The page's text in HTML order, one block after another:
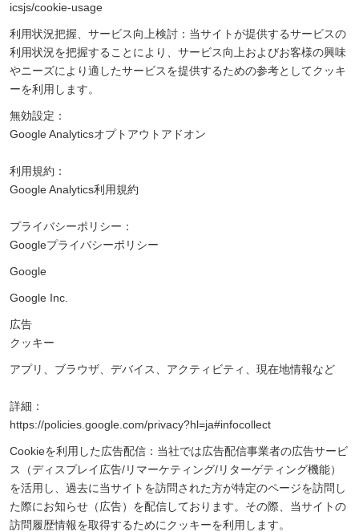
icsjs/cookie-usage
利用状況把握、サービス向上検討：当サイトが提供するサービスの
利用状況を把握することにより、サービス向上およびお客様の興味
やニーズにより適したサービスを提供するための参考としてクッキ
ーを利用します。
無効設定：
Google Analyticsオプトアウトアドオン
利用規約：
Google Analytics利用規約
プライバシーポリシー：
Googleプライバシーポリシー
Google
Google Inc.
広告
クッキー
アプリ、ブラウザ、デバイス、アクティビティ、現在地情報など
詳細：
https://policies.google.com/privacy?hl=ja#infocollect
Cookieを利用した広告配信：当社では広告配信事業者の広告サービ
ス（ディスプレイ広告/リマーケティング/リターゲティング機能）
を活用し、過去に当サイトを訪問された方が特定のページを訪問し
た際にお知らせ（広告）を配信しております。その際、当サイトの
訪問履歴情報を取得するためにクッキーを利用します。